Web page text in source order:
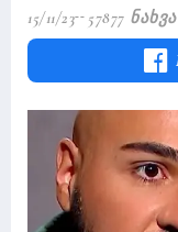
15/11/23 57877 Ნახვა